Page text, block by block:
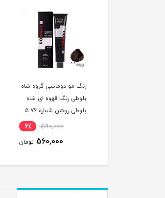
رنگ مو دوماسی گروه شاه
بلوطی رنگ قهوه ای شاه
بلوطی روشن شماره 5.76
590,000 6٪
560,000 تومان